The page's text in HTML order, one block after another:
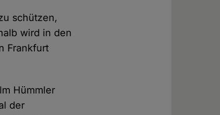
schützen,
wird in den
Frankfurt
Hümmler
der